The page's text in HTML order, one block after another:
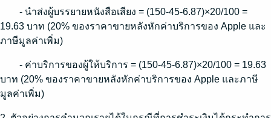
- นำส่งผู้บรรยายหนังสือเสียง = (150-45-6.87)×20/100 =
19.63 บาท (20% ของราคาขายหลังหักค่าบริการของ Apple และ
ภาษีมูลค่าเพิ่ม)
- ค่าบริการของผู้ให้บริการ = (150-45-6.87)×20/100 = 19.63
บาท (20% ของราคาขายหลังหักค่าบริการของ Apple และภาษี
มูลค่าเพิ่ม)